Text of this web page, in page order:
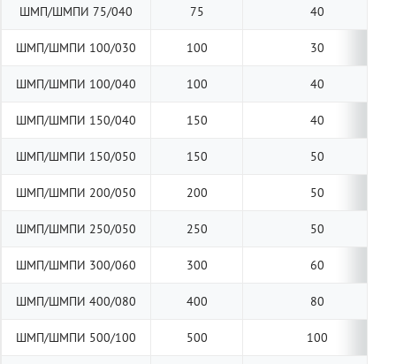
ШМП/ШМПИ 75/040 75 40
ШМП/ШМПИ 100/030 100 30
ШМП/ШМПИ 100/040 100 40
ШМП/ШМПИ 150/040 150 40
ШМП/ШМПИ 150/050 150 50
ШМП/ШМПИ 200/050 200 50
ШМП/ШМПИ 250/050 250 50
ШМП/ШМПИ 300/060 300 60
ШМП/ШМПИ 400/080 400 80
ШМП/ШМПИ 500/100 500 100